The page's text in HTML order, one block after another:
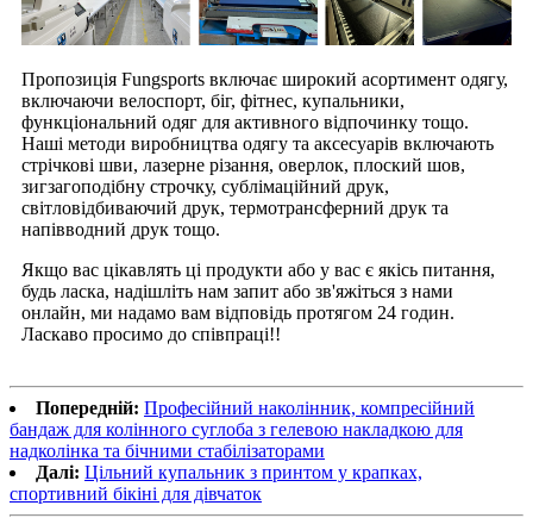
Пропозиція Fungsports включає широкий асортимент одягу,
включаючи велоспорт, біг, фітнес, купальники,
функціональний одяг для активного відпочинку тощо.
Наші методи виробництва одягу та аксесуарів включають
стрічкові шви, лазерне різання, оверлок, плоский шов,
зигзагоподібну строчку, сублімаційний друк,
світловідбиваючий друк, термотрансферний друк та
напівводний друк тощо.
Якщо вас цікавлять ці продукти або у вас є якісь питання,
будь ласка, надішліть нам запит або зв'яжіться з нами
онлайн, ми надамо вам відповідь протягом 24 годин.
Ласкаво просимо до співпраці!!
Попередній: Професійний наколінник, компресійний
бандаж для колінного суглоба з гелевою накладкою для
надколінка та бічними стабілізаторами
Далі: Цільний купальник з принтом у крапках,
спортивний бікіні для дівчаток